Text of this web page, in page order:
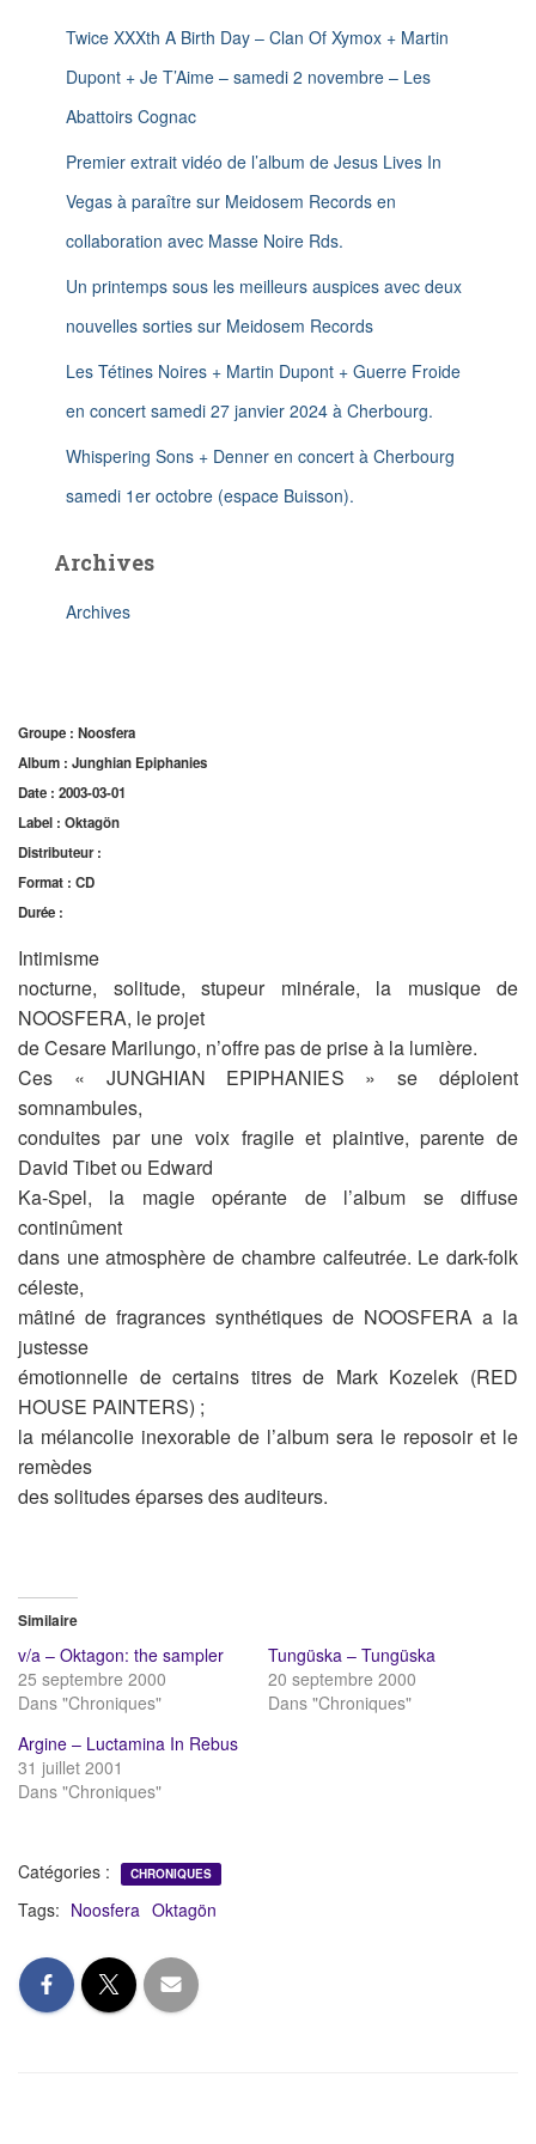
Twice XXXth A Birth Day – Clan Of Xymox + Martin
Dupont + Je T’Aime – samedi 2 novembre – Les
Abattoirs Cognac
Premier extrait vidéo de l’album de Jesus Lives In
Vegas à paraître sur Meidosem Records en
collaboration avec Masse Noire Rds.
Un printemps sous les meilleurs auspices avec deux
nouvelles sorties sur Meidosem Records
Les Tétines Noires + Martin Dupont + Guerre Froide
en concert samedi 27 janvier 2024 à Cherbourg.
Whispering Sons + Denner en concert à Cherbourg
samedi 1er octobre (espace Buisson).
Archives
Archives
Groupe : Noosfera
Album : Junghian Epiphanies
Date : 2003-03-01
Label : Oktagön
Distributeur :
Format : CD
Durée :
Intimisme
nocturne, solitude, stupeur minérale, la musique de
NOOSFERA, le projet
de Cesare Marilungo, n’offre pas de prise à la lumière.
Ces « JUNGHIAN EPIPHANIES » se déploient
somnambules,
conduites par une voix fragile et plaintive, parente de
David Tibet ou Edward
Ka-Spel, la magie opérante de l’album se diffuse
continûment
dans une atmosphère de chambre calfeutrée. Le dark-folk
céleste,
mâtiné de fragrances synthétiques de NOOSFERA a la
justesse
émotionnelle de certains titres de Mark Kozelek (RED
HOUSE PAINTERS) ;
la mélancolie inexorable de l’album sera le reposoir et le
remèdes
des solitudes éparses des auditeurs.
Similaire
v/a – Oktagon: the sampler
25 septembre 2000
Dans "Chroniques"
Tungüska – Tungüska
20 septembre 2000
Dans "Chroniques"
Argine – Luctamina In Rebus
31 juillet 2001
Dans "Chroniques"
Catégories : CHRONIQUES
Tags: Noosfera Oktagön